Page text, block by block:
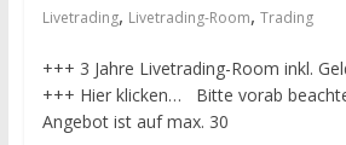
Livetrading, Livetrading-Room, Trading
+++ 3 Jahre Livetrading-Room inkl.
+++ Hier klicken… Bitte vorab
Angebot ist auf max. 30